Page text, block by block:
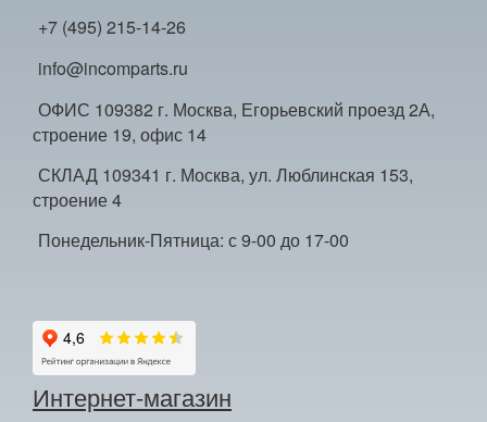
+7 (495) 215-14-26
info@incomparts.ru
ОФИС 109382 г. Москва, Егорьевский проезд 2А,
строение 19, офис 14
СКЛАД 109341 г. Москва, ул. Люблинская 153,
строение 4
Понедельник-Пятница: с 9-00 до 17-00
Интернет-магазин